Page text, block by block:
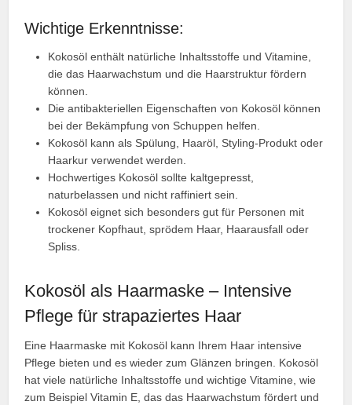
Wichtige Erkenntnisse:
Kokosöl enthält natürliche Inhaltsstoffe und Vitamine,
die das Haarwachstum und die Haarstruktur fördern
können.
Die antibakteriellen Eigenschaften von Kokosöl können
bei der Bekämpfung von Schuppen helfen.
Kokosöl kann als Spülung, Haaröl, Styling-Produkt oder
Haarkur verwendet werden.
Hochwertiges Kokosöl sollte kaltgepresst,
naturbelassen und nicht raffiniert sein.
Kokosöl eignet sich besonders gut für Personen mit
trockener Kopfhaut, sprödem Haar, Haarausfall oder
Spliss.
Kokosöl als Haarmaske – Intensive
Pflege für strapaziertes Haar
Eine Haarmaske mit Kokosöl kann Ihrem Haar intensive
Pflege bieten und es wieder zum Glänzen bringen. Kokosöl
hat viele natürliche Inhaltsstoffe und wichtige Vitamine, wie
zum Beispiel Vitamin E, das das Haarwachstum fördert und